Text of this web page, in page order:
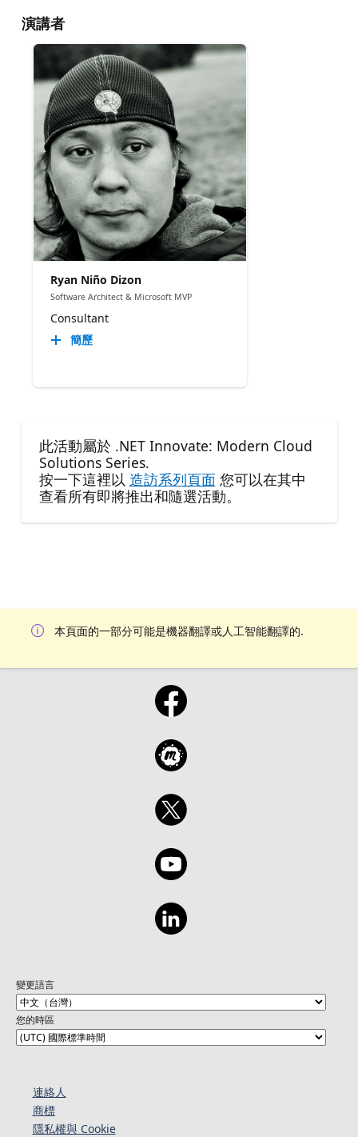
演講者
Ryan Niño Dizon
Software Architect & Microsoft MVP
Consultant
簡歷
此活動屬於 .NET Innovate: Modern Cloud
Solutions Series.
按一下這裡以 造訪系列頁面您可以在其中
查看所有即將推出和隨選活動。
本頁面的一部分可能是機器翻譯或人工智能翻譯的.
變更語言
您的時區
連絡人​​
商標
隱私權與 Cookie